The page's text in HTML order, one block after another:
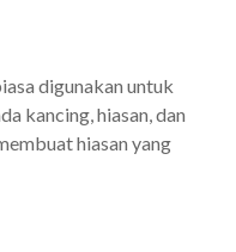
digunakan untuk
kancing, hiasan, dan
hiasan yang